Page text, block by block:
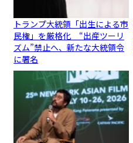
トランプ大統領「出生による市
民権」を厳格化 “出産ツーリ
ズム”禁止へ、新たな大統領令
に署名